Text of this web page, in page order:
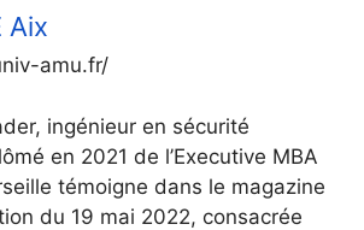
Aix
amu.fr/
ingénieur en sécurité
en 2021 de l’Executive MBA
témoigne dans le magazine
du 19 mai 2022, consacrée